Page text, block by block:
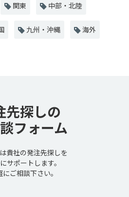
関東 中部・北陸
九州・沖縄 海外
先探しの
フォーム
貴社の発注先探しを
サポートします。
にご相談下さい。